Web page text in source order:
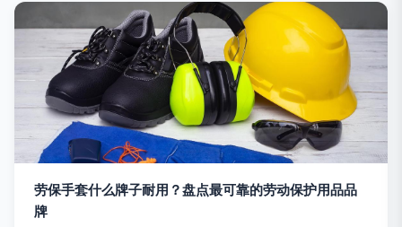
劳保手套什么牌子耐用？盘点最可靠的劳动保护用品品
牌